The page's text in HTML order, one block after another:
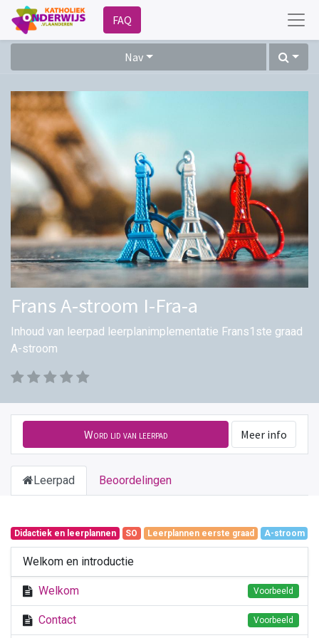
FAQ
Nav
Frans A-stroom I-Fra-a
Inhoud van leerpad leerplanimplementatie Frans1ste graad
A-stroom
Word lid van leerpad Meer info
Leerpad Beoordelingen
Didactiek en leerplannen SO Leerplannen eerste graad A-stroom
Welkom en introductie
Welkom Voorbeeld
Contact Voorbeeld